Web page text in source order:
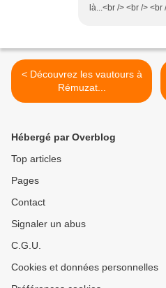
là...<br /> <br />
< Découvrez les vautours à
Rémuzat...
Hébergé par Overblog
Top articles
Pages
Contact
Signaler un abus
C.G.U.
Cookies et données personnelles